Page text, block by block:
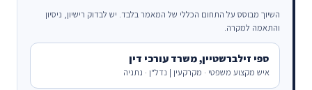
השיוך מבוסס על התחום הכללי של המאמר בלבד. יש לבדוק רישיון, ניסיון
והתאמה למקרה.
ספי זילברשטיין, משרד עורכי דין
איש מקצוע משפטי · מקרקעין | נדל"ן · נתניה